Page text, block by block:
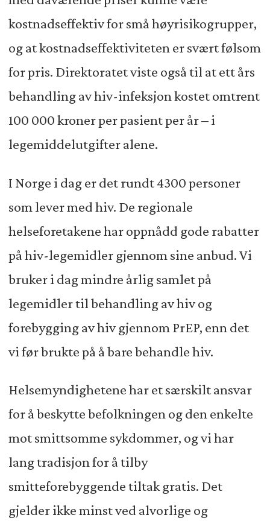
kostnadseffektiv for små høyrisikogrupper,
og at kostnadseffektiviteten er svært følsom
for pris. Direktoratet viste også til at ett års
behandling av hiv-infeksjon kostet omtrent
100 000 kroner per pasient per år – i
legemiddelutgifter alene.
I Norge i dag er det rundt 4300 personer
som lever med hiv. De regionale
helseforetakene har oppnådd gode rabatter
på hiv-legemidler gjennom sine anbud. Vi
bruker i dag mindre årlig samlet på
legemidler til behandling av hiv og
forebygging av hiv gjennom PrEP, enn det
vi før brukte på å bare behandle hiv.
Helsemyndighetene har et særskilt ansvar
for å beskytte befolkningen og den enkelte
mot smittsomme sykdommer, og vi har
lang tradisjon for å tilby
smitteforebyggende tiltak gratis. Det
gjelder ikke minst ved alvorlige og